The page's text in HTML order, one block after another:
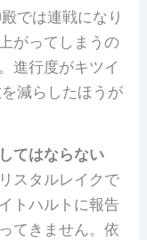
では連戦になり
がってしまうの
進行度がキツイ
減らしたほうが
てはならない
スタルレイクで
トハルトに報告
てきません。依